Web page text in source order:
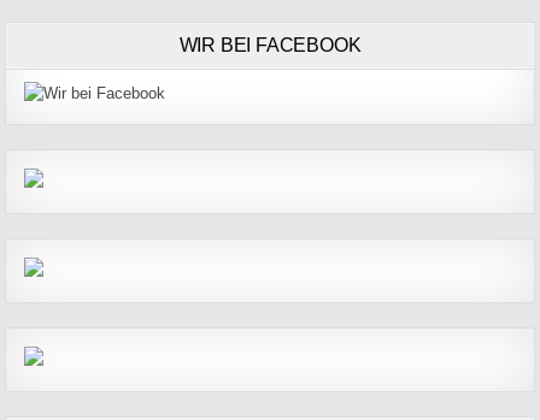
WIR BEI FACEBOOK